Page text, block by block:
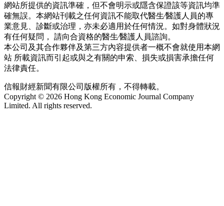
網站所提供的資訊準確，但不會明示或隱含保證該等資訊均準
確無誤。本網站刊載之任何資訊不能取代醫生∕醫護人員的專
業意見、診斷或治理，亦未必適用於任何情況。如對身體狀況
有任何疑問， 請向合資格的醫生∕醫護人員諮詢。
本公司及其合作夥伴及第三方內容提供者一概不會就使用本網
站 所載資訊而引起或與之有關的申索、損失或損害承擔任何
法律責任。
信報財經新聞有限公司版權所有，不得轉載。
Copyright © 2026 Hong Kong Economic Journal Company
Limited. All rights reserved.